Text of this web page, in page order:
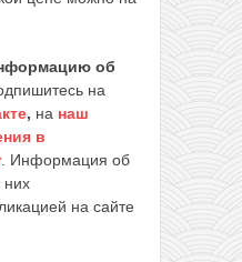
об
на
, на наш
в
. Информация об
них
на сайте